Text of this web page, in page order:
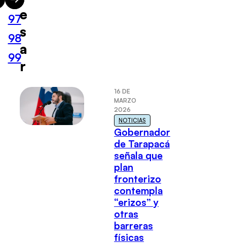
97
98
99
e
s
a
r
16 DE
MARZO
2026
NOTICIAS
Gobernador
de Tarapacá
señala que
plan
fronterizo
contempla
“erizos” y
otras
barreras
físicas